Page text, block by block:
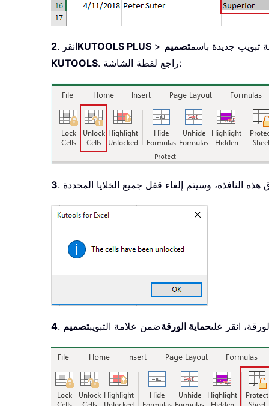
2 . انقرKUTOOLS PLUS >
تبويب جديدة باسم
KUTOOLS
. راجع لقطة الشاشة:
3
4 انقر علىحماية الورقةضمن علامة التبويب